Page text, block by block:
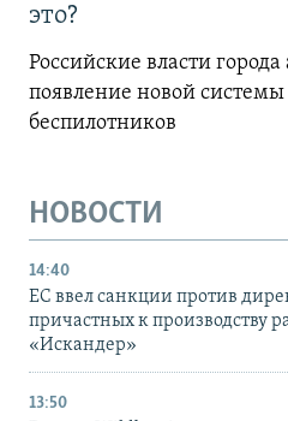
это?
Российские власти
появление новой
беспилотников
НОВОСТИ
14:40
ЕС ввел санкции против
причастных к производству
«Искандер»
13:50